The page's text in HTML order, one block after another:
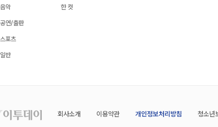
음악
공연/출판
스포츠
일반
한 컷
회사소개 이용약관 개인정보처리방침 청소년